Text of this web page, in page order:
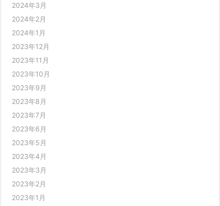
2024年3月
2024年2月
2024年1月
2023年12月
2023年11月
2023年10月
2023年9月
2023年8月
2023年7月
2023年6月
2023年5月
2023年4月
2023年3月
2023年2月
2023年1月